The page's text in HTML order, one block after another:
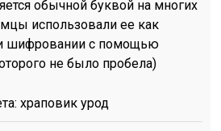
обычной буквой на многих
использовали ее как
шифровании с помощью
не было пробела)
храповик урод